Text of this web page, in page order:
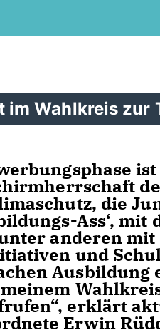
im Wahlkreis zur
die
Ass‘,
anderen
und
erklärt
Erwin